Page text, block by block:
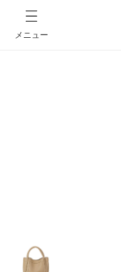
メニュー